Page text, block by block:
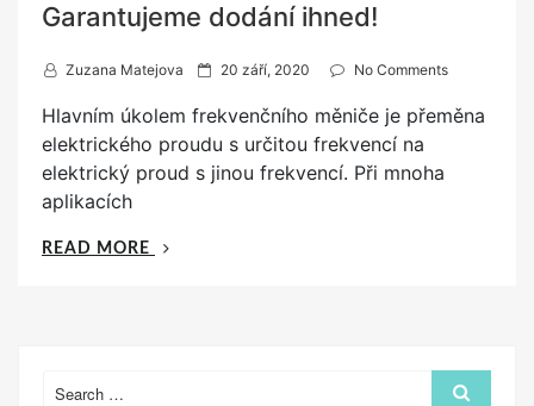
Garantujeme dodání ihned!
Zuzana Matejova
P
s
t
e
20 září, 2020 No Comments
Hlavním úkolem frekvenčního měniče je přeměna
elektrického proudu s určitou frekvencí na
elektrický proud s jinou frekvencí. Při mnoha
aplikacích
READ MORE
Search